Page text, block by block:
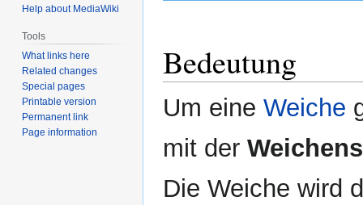
Bedeutung
Um eine Weiche
mit der
Die Weiche wird
Help about MediaWiki
Tools
What links here
Related changes
Special pages
Printable version
Permanent link
Page information